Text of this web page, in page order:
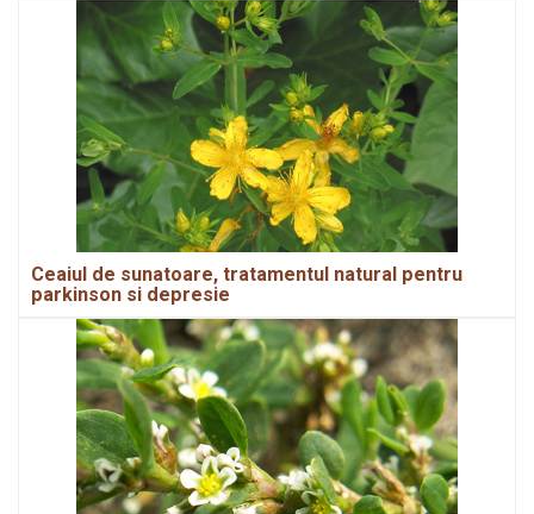
Ceaiul de sunatoare, tratamentul natural pentru
parkinson si depresie